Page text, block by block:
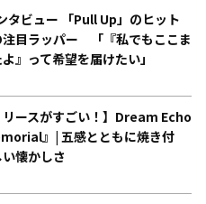
ビュー 「Pull Up」のヒット
注目ラッパー 「『私でもここま
』って希望を届けたい」
リースがすごい！】Dream Echo
』| 五感とともに焼き付
懐かしさ